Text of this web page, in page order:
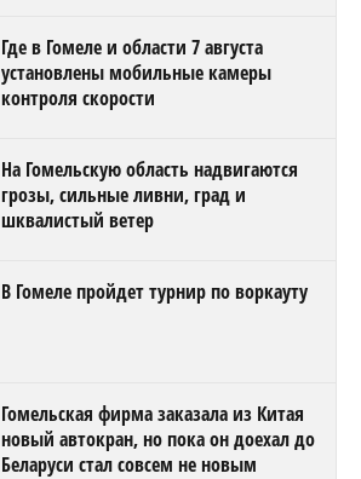
Где в Гомеле и области 7 августа
установлены мобильные камеры
контроля скорости
На Гомельскую область надвигаются
грозы, сильные ливни, град и
шквалистый ветер
В Гомеле пройдет турнир по воркауту
Гомельская фирма заказала из Китая
новый автокран, но пока он доехал до
Беларуси стал совсем не новым